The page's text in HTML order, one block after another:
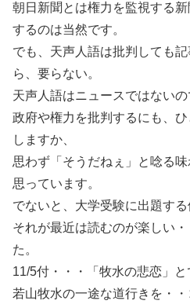
朝日新聞とは権力を監視する
するのは当然です。
でも、天声人語は批判しても
ら、要らない。
天声人語はニュースではないの
政府や権力を批判するにも、
しますか、
思わず「そうだねぇ」と唸る
思っています。
でないと、大学受験に出題する
それが最近は読むのが楽しい
た。
11/5付・・・「牧水の悲恋」と
若山牧水の一途な道行きを・